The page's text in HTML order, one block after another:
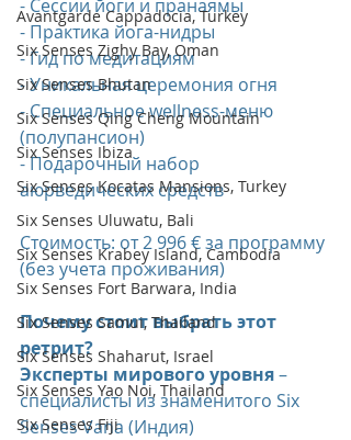
Avantgarde Cappadocia, Turkey
Six Senses Zighy Bay, Oman
Six Senses Bhutan
Six Senses Qing Cheng Mountain
Six Senses Ibiza
Six Senses Kocatas Mansions, Turkey
Six Senses Uluwatu, Bali
Six Senses Krabey Island, Cambodia
Six Senses Fort Barwara, India
Six Senses Samui, Thailand
Six Senses Shaharut, Israel
Six Senses Yao Noi, Thailand
Six Senses Fiji
- Сессии йоги и пранаямы
- Практика йога-нидры
- Гид по медитациям
- Уникальная церемония огня
- Специальное wellness-меню
(полупансион)
- Подарочный набор
аюрведических средств
Стоимость: от 2 996 € за программу
(без учета проживания)
Почему стоит выбрать этот
ретрит?
Эксперты мирового уровня –
специалисты из знаменитого Six
Senses Vana (Индия)